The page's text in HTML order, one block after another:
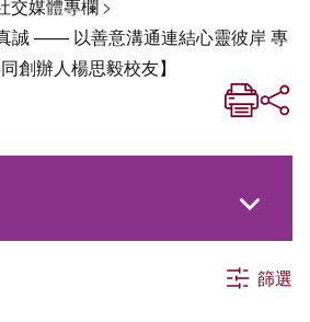
交媒體專欄>
誠 —— 以善意溝通連結心靈彼岸 專
創辦人楊思毅校友】
篩選